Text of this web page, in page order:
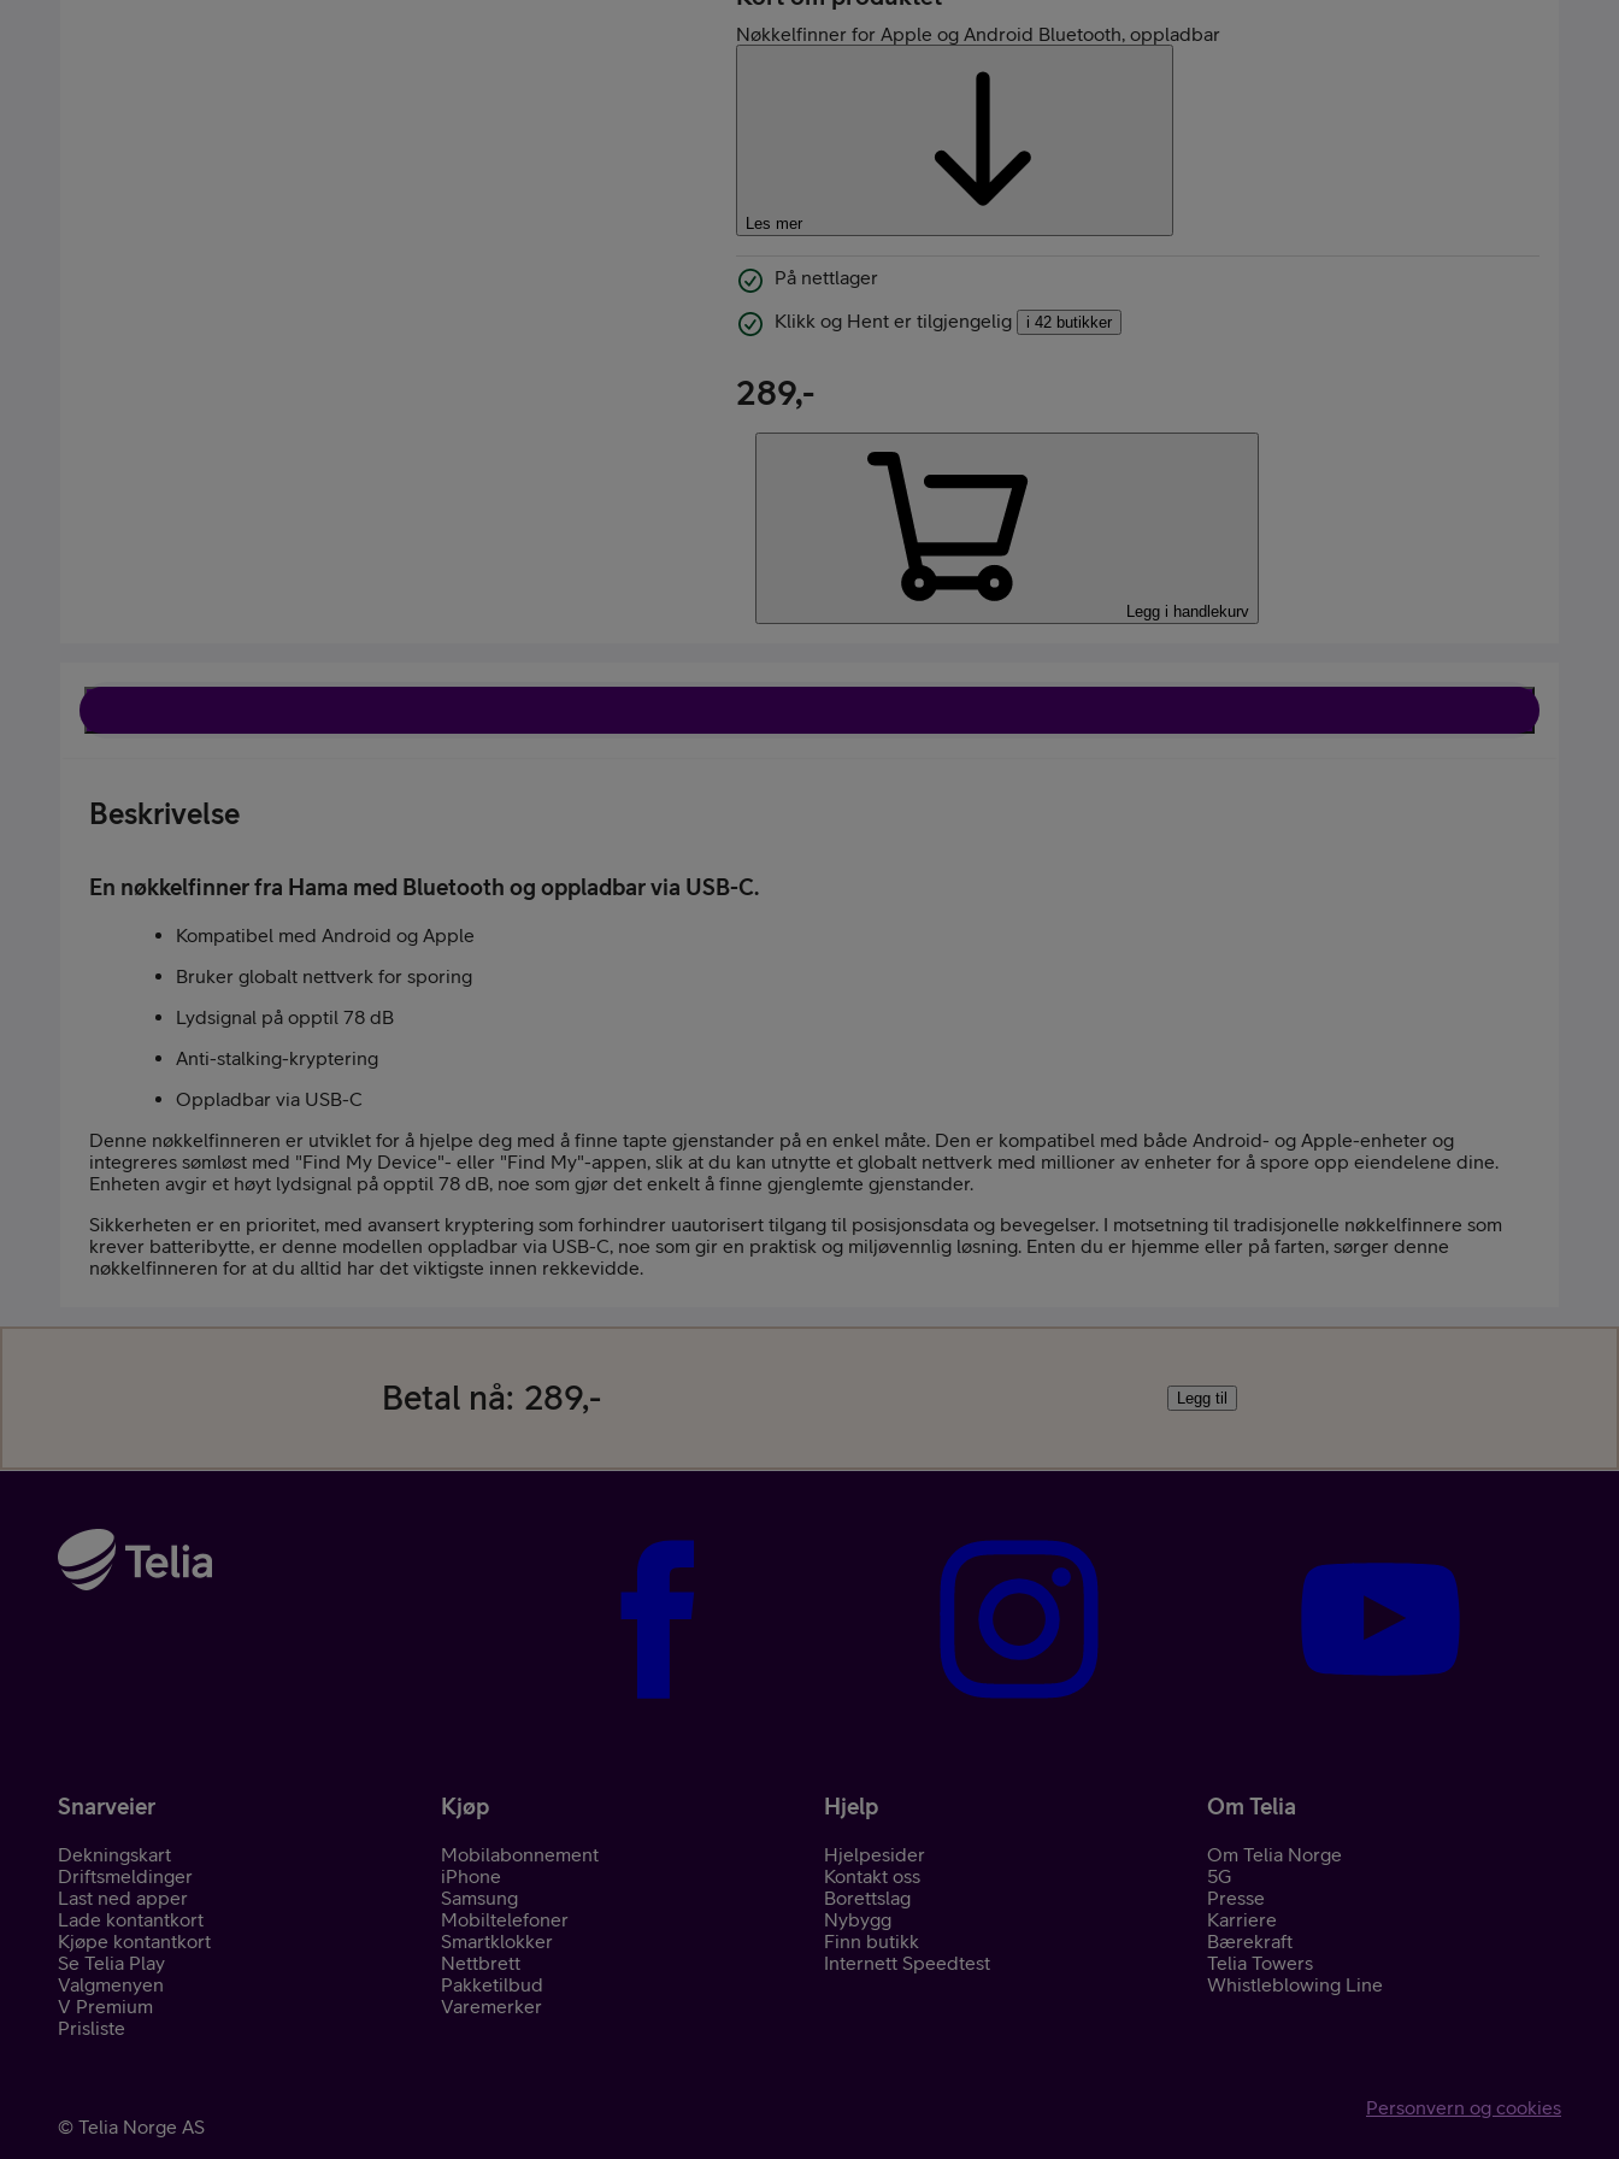
Våre varemerker
Hjelp mobil
Kjøp Google Pixel
Kampanjer
Nøkkelfinner for Apple og Android Bluetooth, oppladbar
Les mer
På nettlager
Klikk og Hent er tilgjengelig
i 42 butikker
289,-
Legg i handlekurv
Beskrivelse
En nøkkelfinner fra Hama med Bluetooth og oppladbar via USB-C.
Kompatibel med Android og Apple
Bruker globalt nettverk for sporing
Lydsignal på opptil 78 dB
Anti-stalking-kryptering
Oppladbar via USB-C
Denne nøkkelfinneren er utviklet for å hjelpe deg med å finne tapte gjenstander på en enkel måte. Den er kompatibel med både Android- og Apple-enheter og
integreres sømløst med "Find My Device"- eller "Find My"-appen, slik at du kan utnytte et globalt nettverk med millioner av enheter for å spore opp eiendelene dine.
Enheten avgir et høyt lydsignal på opptil 78 dB, noe som gjør det enkelt å finne gjenglemte gjenstander.
Sikkerheten er en prioritet, med avansert kryptering som forhindrer uautorisert tilgang til posisjonsdata og bevegelser. I motsetning til tradisjonelle nøkkelfinnere som
krever batteribytte, er denne modellen oppladbar via USB-C, noe som gir en praktisk og miljøvennlig løsning. Enten du er hjemme eller på farten, sørger denne
nøkkelfinneren for at du alltid har det viktigste innen rekkevidde.
Betal nå: 289,- Legg til
Snarveier
Dekningskart
Driftsmeldinger
Last ned apper
Lade kontantkort
Kjøpe kontantkort
Se Telia Play
Valgmenyen
V Premium
Prisliste
Kjøp
Mobilabonnement
iPhone
Samsung
Mobiltelefoner
Smartklokker
Nettbrett
Pakketilbud
Varemerker
Hjelp
Hjelpesider
Kontakt oss
Borettslag
Nybygg
Finn butikk
Internett Speedtest
Om Telia
Om Telia Norge
5G
Presse
Karriere
Bærekraft
Telia Towers
Whistleblowing Line
© Telia Norge AS
Personvern og cookies